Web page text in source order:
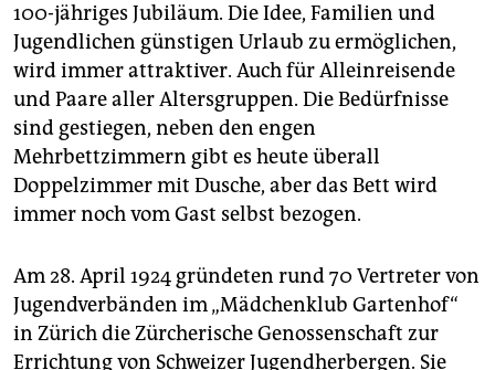
100-jähriges Jubiläum. Die Idee, Familien und
Jugendlichen günstigen Urlaub zu ermöglichen,
wird immer attraktiver. Auch für Alleinreisende
und Paare aller Altersgruppen. Die Bedürfnisse
sind gestiegen, neben den engen
Mehrbettzimmern gibt es heute überall
Doppelzimmer mit Dusche, aber das Bett wird
immer noch vom Gast selbst bezogen.
Am 28. April 1924 gründeten rund 70 Vertreter von
Jugendverbänden im „Mädchenklub Gartenhof“
in Zürich die Zürcherische Genossenschaft zur
Errichtung von Schweizer Jugendherbergen. Sie